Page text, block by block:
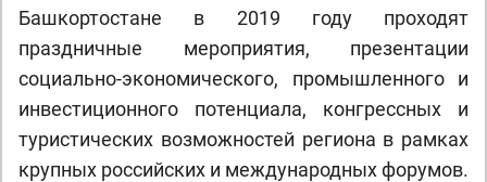
Башкортостане в 2019 году проходят
праздничные мероприятия, презентации
социально-экономического, промышленного и
инвестиционного потенциала, конгрессных и
туристических возможностей региона в рамках
крупных российских и международных форумов.